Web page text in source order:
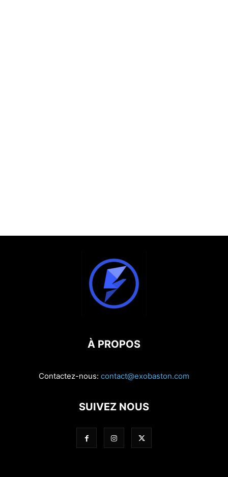
À PROPOS
Contactez-nous: contact@exobaston.com
SUIVEZ NOUS